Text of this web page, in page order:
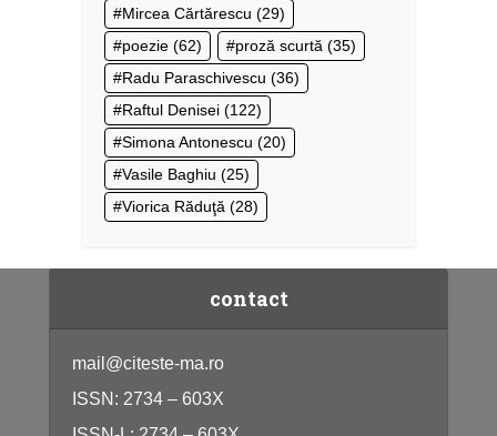
Mircea Cărtărescu (29)
poezie (62) proză scurtă (35)
Radu Paraschivescu (36)
Raftul Denisei (122)
Simona Antonescu (20)
Vasile Baghiu (25)
Viorica Răduţă (28)
contact
mail@citeste-ma.ro
ISSN: 2734 – 603X